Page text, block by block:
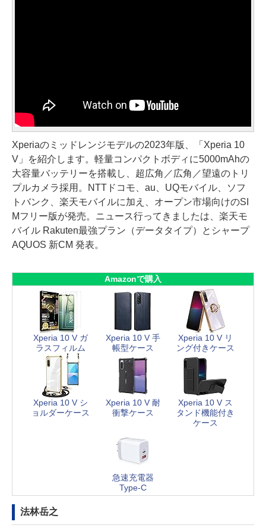
Xperiaのミッドレンジモデルの2023年版、「Xperia 10
V」を紹介します。軽量コンパクトボディに5000mAhの
大容量バッテリーを搭載し、超広角／広角／望遠のトリ
プルカメラ採用。NTTドコモ、au、UQモバイル、ソフ
トバンク、楽天モバイルに加え、オープン市場向けのSI
Mフリー版が発売。ニュース行ってきましたは、楽天モ
バイル Rakuten最強プラン（データタイプ）とシャープ
AQUOS 新CM 発表。
Amazonで購入
Xperia 10 V ガ
ラスフィルム
Xperia 10 V 手
帳型ケース
Xperia 10 V リ
ング付きケース
Xperia 10 V シ
ョルダーケース
Xperia 10 V 耐
衝撃ケース
Xperia 10 V ス
タンド機能付き
ケース
急速充電器
Type-C
法林岳之